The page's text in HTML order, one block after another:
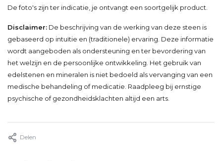
De foto's zijn ter indicatie, je ontvangt een soortgelijk product.
Disclaimer: De beschrijving van de werking van deze steen is
gebaseerd op intuïtie en (traditionele) ervaring. Deze informatie
wordt aangeboden als ondersteuning en ter bevordering van
het welzijn en de persoonlijke ontwikkeling. Het gebruik van
edelstenen en mineralen is niet bedoeld als vervanging van een
medische behandeling of medicatie. Raadpleeg bij ernstige
psychische of gezondheidsklachten altijd een arts.
Delen